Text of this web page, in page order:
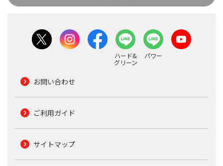
ハード&
グリーン
パワー
お問い合わせ
ご利用ガイド
サイトマップ